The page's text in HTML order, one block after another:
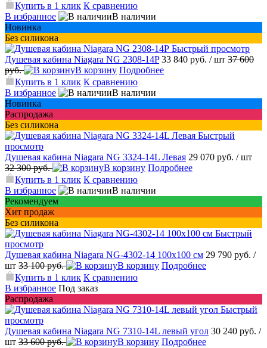
Купить в 1 клик К сравнению
В избранное
В наличии
Новинка
Без силикона
Быстрый просмотр
Душевая кабина Niagara NG 2308-14P 33 840 руб. / шт 37 600
руб.
В корзину Подробнее
Купить в 1 клик К сравнению
В избранное
В наличии
Новинка
Распродажа
Без силикона
Быстрый
просмотр
Душевая кабина Niagara NG 3324-14L Левая 29 070 руб. / шт
32 300 руб.
В корзину Подробнее
Купить в 1 клик К сравнению
В избранное
В наличии
Рекомендуем
Хит продаж
Без силикона
Быстрый
просмотр
Душевая кабина Niagara NG-4302-14 100x100 см 29 790 руб. /
шт 33 100 руб. В корзину Подробнее
Купить в 1 клик К сравнению
В избранное Под заказ
Распродажа
Быстрый
просмотр
Душевая кабина Niagara NG 7310-14L левый угол 30 240 руб. /
шт 33 600 руб. В корзину Подробнее